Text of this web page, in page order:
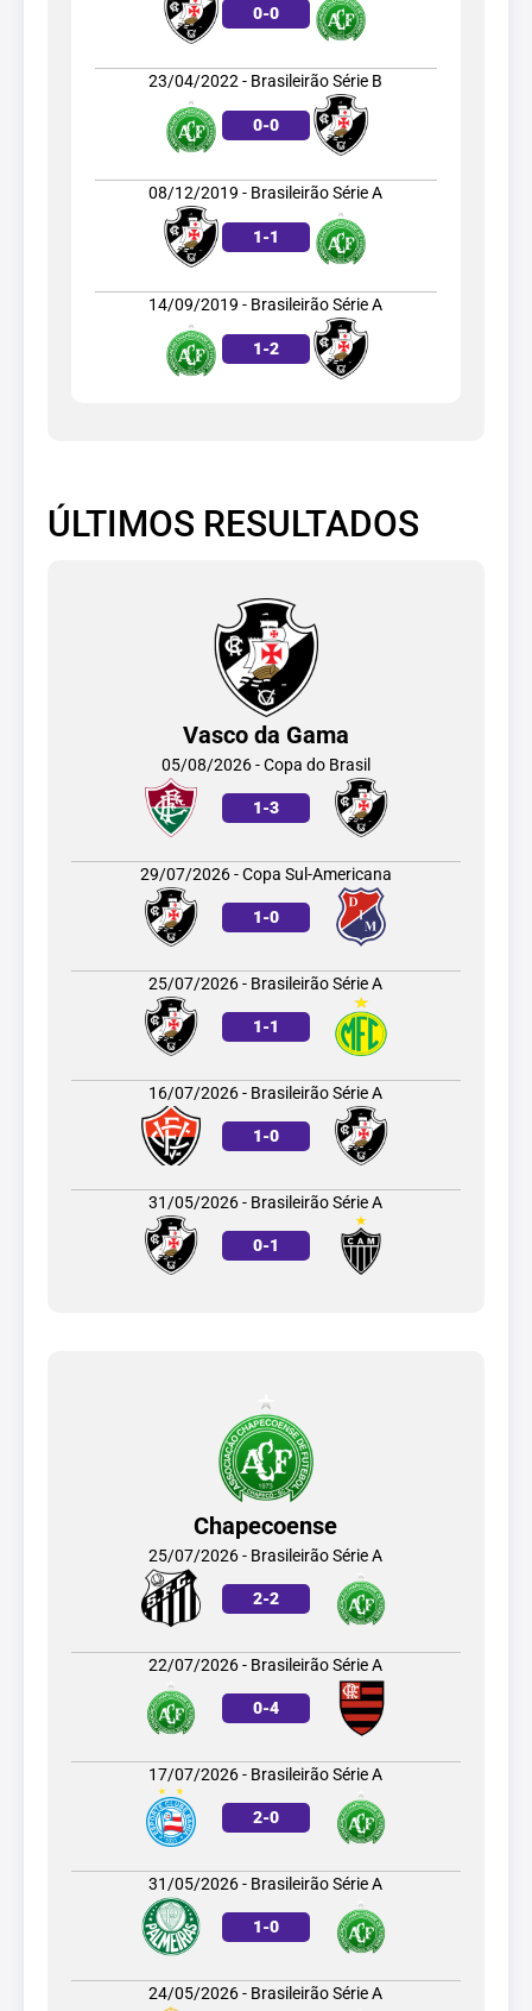
0-0
23/04/2022 - Brasileirão Série B
0-0
08/12/2019 - Brasileirão Série A
1-1
14/09/2019 - Brasileirão Série A
1-2
ÚLTIMOS RESULTADOS
Vasco da Gama
05/08/2026 - Copa do Brasil
1-3
29/07/2026 - Copa Sul-Americana
1-0
25/07/2026 - Brasileirão Série A
1-1
16/07/2026 - Brasileirão Série A
1-0
31/05/2026 - Brasileirão Série A
0-1
Chapecoense
25/07/2026 - Brasileirão Série A
2-2
22/07/2026 - Brasileirão Série A
0-4
17/07/2026 - Brasileirão Série A
2-0
31/05/2026 - Brasileirão Série A
1-0
24/05/2026 - Brasileirão Série A